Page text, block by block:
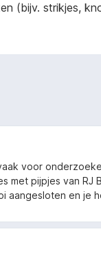
(bijv. strikjes,
voor
met pijpjes van RJ
aangesloten en je